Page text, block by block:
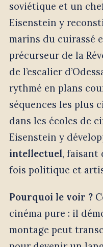
soviétique et un
Eisenstein y
marins du cuirassé
précurseur de la
de l’escalier
rythmé en plans
séquences les plus
dans les écoles de
Eisenstein y
intellectuel, faisant
fois politique et
Pourquoi le voir ?
cinéma pure : il
montage peut